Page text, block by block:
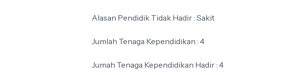
Alasan Pendidik Tidak Hadir : Sakit
Jumlah Tenaga Kependidikan : 4
Jumah Tenaga Kependidikan Hadir : 4